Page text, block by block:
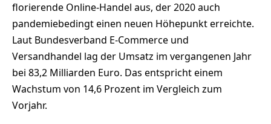
florierende Online-Handel aus, der 2020 auch
pandemiebedingt einen neuen Höhepunkt erreichte.
Laut Bundesverband E-Commerce und
Versandhandel lag der Umsatz im vergangenen Jahr
bei 83,2 Milliarden Euro. Das entspricht einem
Wachstum von 14,6 Prozent im Vergleich zum
Vorjahr.